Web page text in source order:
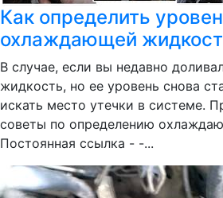
Как определить
охлаждающей
В случае, если вы недавно
жидкость, но ее уровень снова
искать место утечки в системе.
советы по определению
Постоянная ссылка - -...